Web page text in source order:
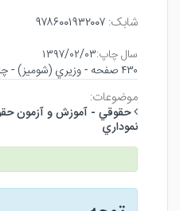
شابک: ۹۷۸۶۰۰۱۹۳۲۰۰۷
سال چاپ:۱۳۹۷/۰۲/۰۳
۴۳۰ صفحه - وزيري (شوميز) - چاپ ۳
موضوعات:
حقوقي - آموزش و آزمون
نموداري